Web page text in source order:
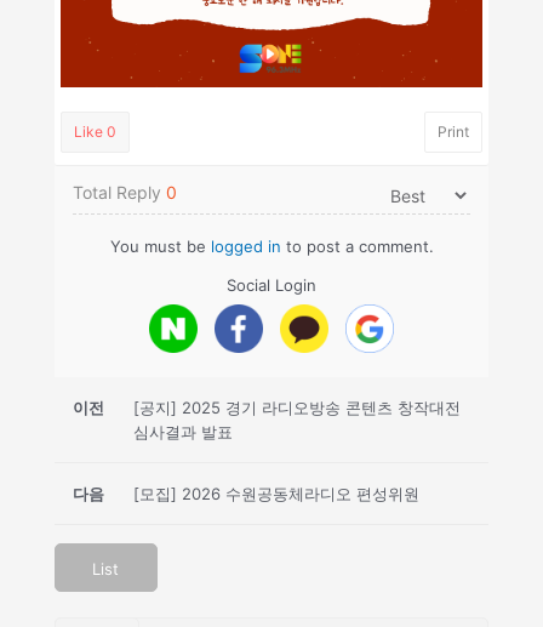
Like 0 Print
Total Reply 0
You must be logged in to post a comment.
Social Login
이전
[공지] 2025 경기 라디오방송 콘텐츠 창작대전
심사결과 발표
[모집] 2026 수원공동체라디오 편성위원
다음
List